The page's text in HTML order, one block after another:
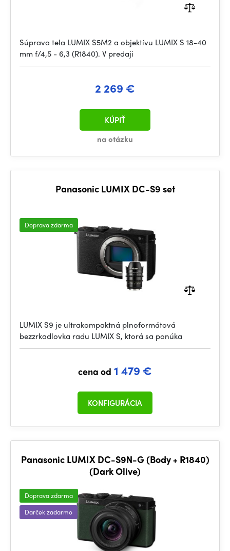
Súprava tela LUMIX S5M2 a objektívu LUMIX S 18-40
mm f/4,5 - 6,3 (R1840). V predaji
2 269 €
na otázku
KÚPIŤ
Panasonic LUMIX DC-S9 set
Doprava zdarma
LUMIX S9 je ultrakompaktná plnoformátová
bezzrkadlovka radu LUMIX S, ktorá sa ponúka
cena od 1 479 €
KONFIGURÁCIA
Panasonic LUMIX DC-S9N-G (Body + R1840)
(Dark Olive)
Doprava zdarma
Darček zadarmo